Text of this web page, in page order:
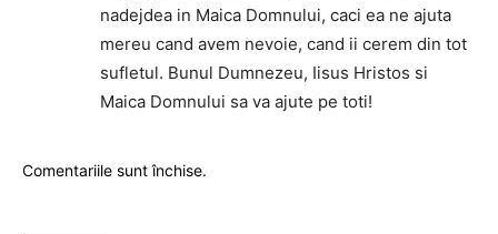
nadejdea in Maica Domnului, caci ea ne ajuta
mereu cand avem nevoie, cand ii cerem din tot
sufletul. Bunul Dumnezeu, Iisus Hristos si
Maica Domnului sa va ajute pe toti!
Comentariile sunt închise.